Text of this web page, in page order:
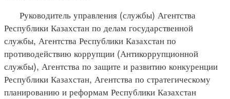
Руководитель управления (службы) Агентства
Республики Казахстан по делам государственной
службы, Агентства Республики Казахстан по
противодействию коррупции (Антикоррупционной
службы), Агентства по защите и развитию конкуренции
Республики Казахстан, Агентства по стратегическому
планированию и реформам Республики Казахстан